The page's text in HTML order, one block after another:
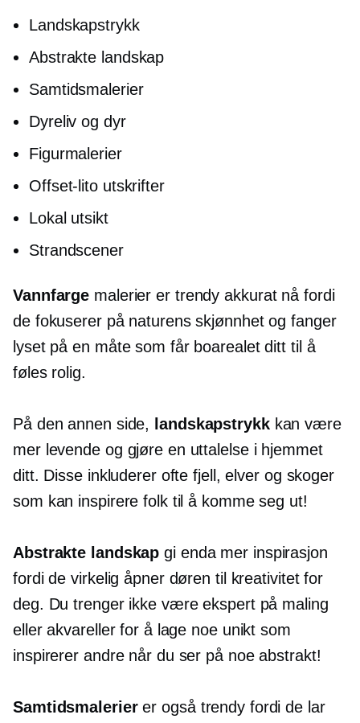
Landskapstrykk
Abstrakte landskap
Samtidsmalerier
Dyreliv og dyr
Figurmalerier
Offset-litoutskrifter
Lokal utsikt
Strandscener
Vannfarge malerier er trendy akkurat nå fordi
de fokuserer på naturens skjønnhet og fanger
lyset på en måte som får boarealet ditt til å
føles rolig.
På den annen side, landskapstrykkkan være
mer levende og gjøre en uttalelse i hjemmet
ditt. Disse inkluderer ofte fjell, elver og skoger
som kan inspirere folk til å komme seg ut!
Abstrakte landskap gi enda mer inspirasjon
fordi de virkelig åpner døren til kreativitet for
deg. Du trenger ikke være ekspert på maling
eller akvareller for å lage noe unikt som
inspirerer andre når du ser på noe abstrakt!
Samtidsmalerierer også trendy fordi de lar